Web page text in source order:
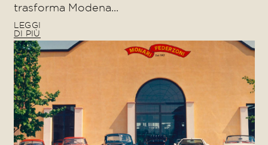
trasforma Modena...
LEGGI
DI PIÙ